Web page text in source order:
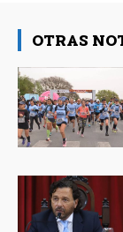
OTRAS